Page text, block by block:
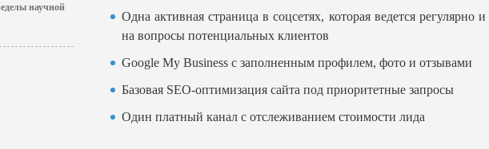
научной
Одна активная страница в соцсетях, которая ведется регулярно и
на вопросы потенциальных клиентов
Google My Business с заполненным профилем, фото и отзывами
Базовая SEO-оптимизация сайта под приоритетные запросы
Один платный канал с отслеживанием стоимости лида